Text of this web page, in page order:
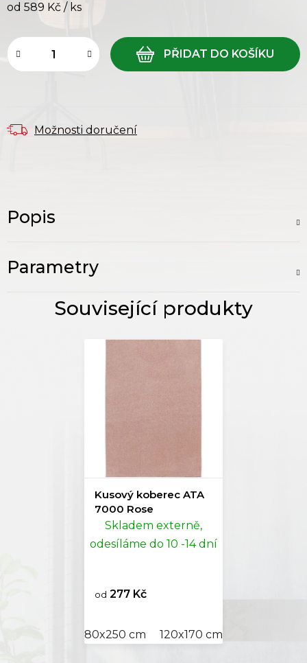
od 589 Kč / ks
Možnosti doručení
Popis
Parametry
Kusový koberec ATA
7000 Rose
Skladem externě,
odesíláme do 10 -14 dní
od 277 Kč
80x250 cm 120x170 cm